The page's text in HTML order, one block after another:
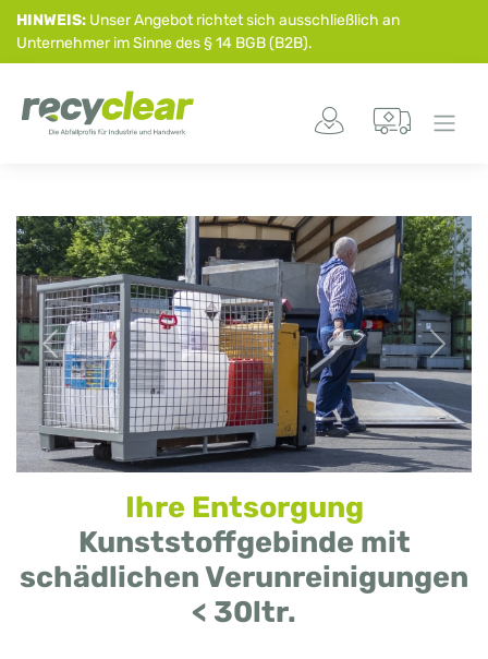
HINWEIS: Unser Angebot richtet sich ausschließlich an
Unternehmer im Sinne des § 14 BGB (B2B).
Previous Next
Ihre Entsorgung
Kunststoffgebinde mit
schädlichen Verunreinigungen
< 30ltr.